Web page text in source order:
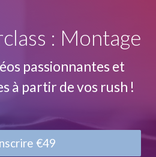
: Montage
passionnantes et
à partir de vos rush !
€49